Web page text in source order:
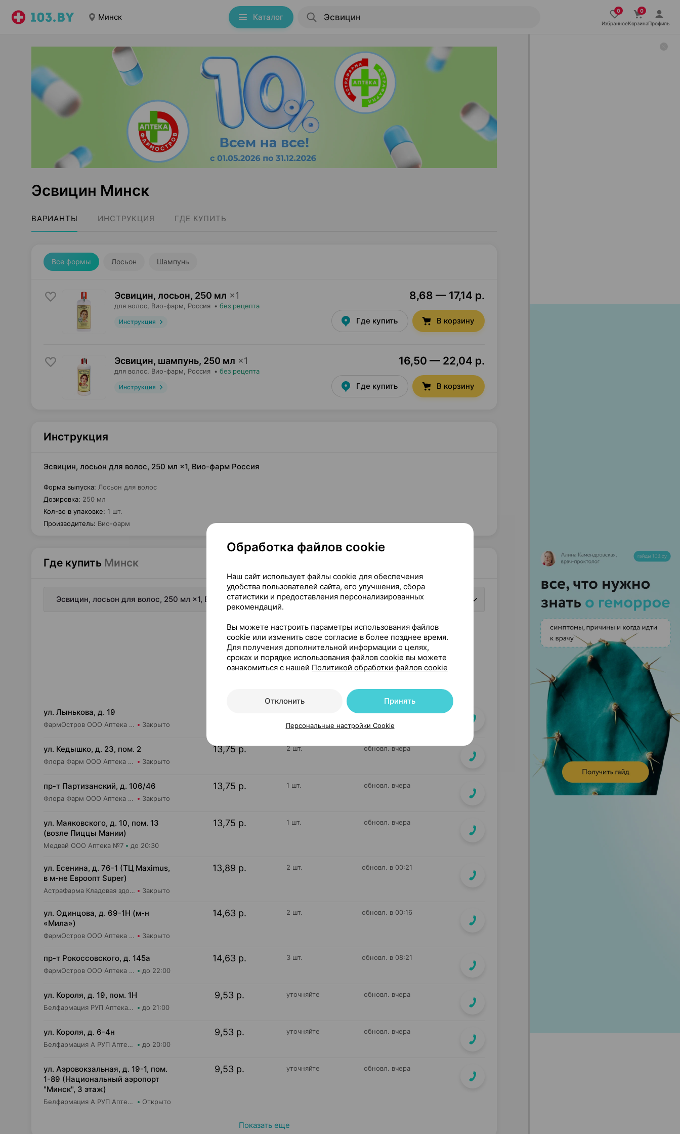
Минск Каталог
ИзбранноеКорзинаПрофиль
Эсвицин Минск
ВАРИАНТЫ ИНСТРУКЦИЯ ГДЕ КУПИТЬ
Все формы Лосьон Шампунь
Эсвицин, лосьон, 250 мл ×1
для волос, Вио-фарм , Россия • без рецепта
Инструкция
8,68 — 17,14 р.
Где купить В корзину
Эсвицин, шампунь, 250 мл ×1
для волос, Вио-фарм , Россия • без рецепта
Инструкция
16,50 — 22,04 р.
Где купить В корзину
Инструкция
Эсвицин, лосьон для волос, 250 мл ×1, Вио-фарм Россия
Форма выпуска: Лосьон для волос
Дозировка: 250 мл
Кол-во в упаковке: 1 шт.
Производитель: Вио-фарм
Где купить Минск
Эсвицин, лосьон для волос, 250 мл ×1, Вио-фарм Россия
На карте
354
ул. Лынькова, д. 19
ФармОстров ООО Аптека №7 на Лынькова Закрыто
ул. Кедышко, д. 23, пом. 2
Флора Фарм ООО Аптека №21 Закрыто
13,75 р. 2 шт. обновл. вчера
пр-т Партизанский, д. 106/46
Флора Фарм ООО Аптека №20 Закрыто
13,75 р. 1 шт. обновл. вчера
ул. Маяковского, д. 10, пом. 13
(возле Пиццы Мании)
Медвай ООО Аптека №7 до 20:30
13,75 р. 1 шт. обновл. вчера
ул. Есенина, д. 76-1 (ТЦ Maximus,
в м-не Евроопт Super)
АстраФарма Кладовая здоровья ООО Аптека №9 Закрыто
13,89 р. 2 шт. обновл. в 00:21
ул. Одинцова, д. 69-1Н (м-н
«Мила»)
ФармОстров ООО Аптека №16 на Одинцова Закрыто
14,63 р. 2 шт. обновл. в 00:16
пр-т Рокоссовского, д. 145а
ФармОстров ООО Аптека №9 на Рокоссовского до 22:00
14,63 р. 3 шт. обновл. в 08:21
ул. Короля, д. 19, пом. 1Н
Белфармация РУП Аптека №11 до 21:00
9,53 р. уточняйте обновл. вчера
ул. Короля, д. 6-4н
Белфармация А РУП Аптека №11 до 20:00
9,53 р. уточняйте обновл. вчера
ул. Аэровокзальная, д. 19-1, пом.
1-89 (Национальный аэропорт
"Минск", 3 этаж)
Белфармация А РУП Аптека №54 Открыто
9,53 р. уточняйте обновл. вчера
Показать еще
Обработка файлов cookie
Наш сайт использует файлы cookie для обеспечения
удобства пользователей сайта, его улучшения, сбора
статистики и предоставления персонализированных
рекомендаций.
Вы можете настроить параметры использования файлов
cookie или изменить свое согласие в более позднее время.
Для получения дополнительной информации о целях,
сроках и порядке использования файлов cookie вы можете
ознакомиться с нашей Политикой обработки файлов cookie
Отклонить Принять
Персональные настройки Cookie